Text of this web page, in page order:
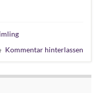
Kommentar hinterlassen